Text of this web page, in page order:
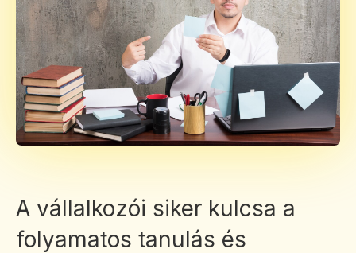
A vállalkozói siker kulcsa a
folyamatos tanulás és